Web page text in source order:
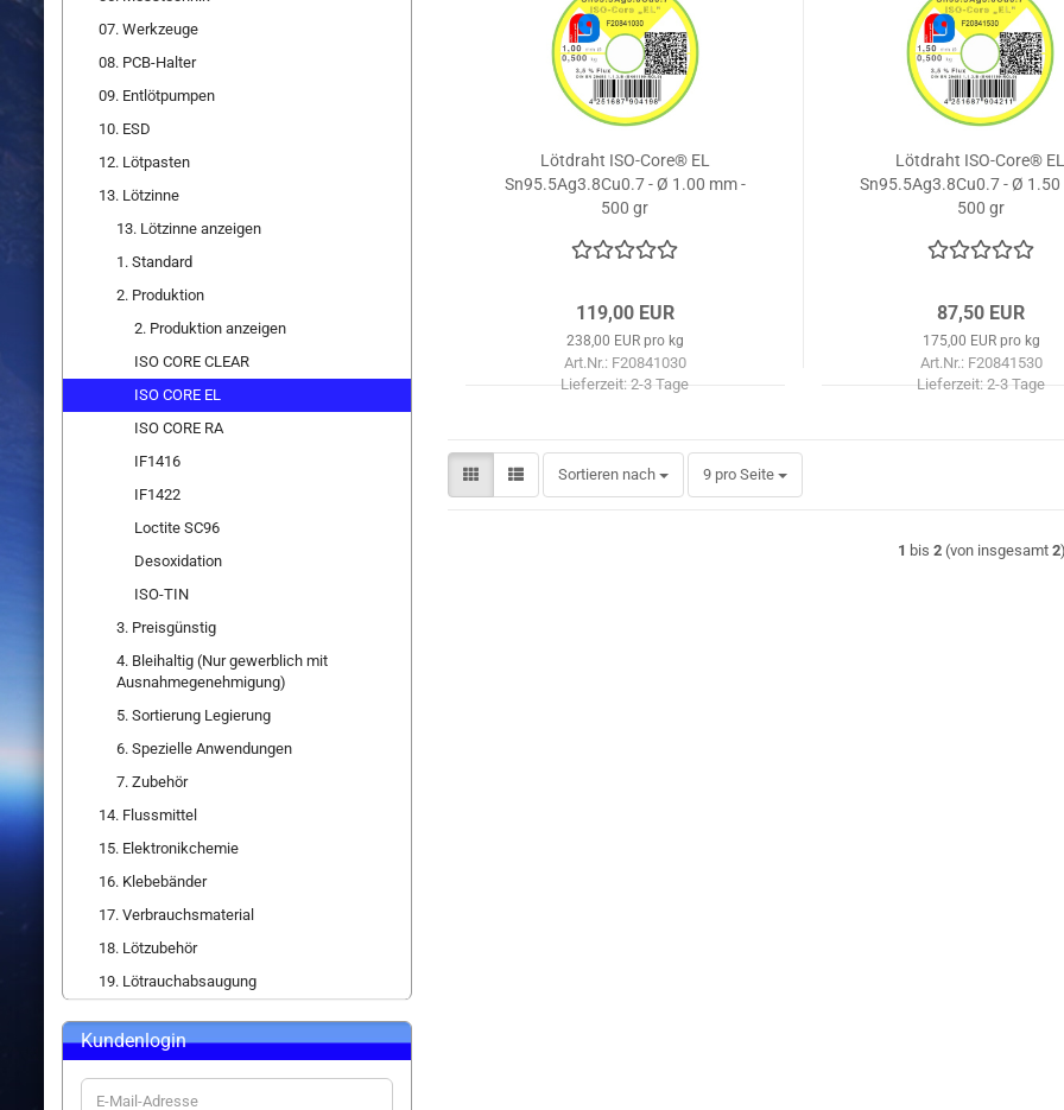
Lötdraht ISO-Core® EL
Sn95.5Ag3.8Cu0.7 - Ø 1.00 mm -
500 gr
119,00 EUR
238,00 EUR pro kg
Art.Nr.: F20841030
Lieferzeit:2-3 Tage
Lötdraht ISO-Core®
Sn95.5Ag3.8Cu0.7 - Ø 1.50
500 gr
87,50 EUR
175,00 EUR pro kg
Art.Nr.: F20841530
Lieferzeit:2-3 Tage
Sortieren nach
Sortieren nach 9 pro Seite
pro Seite
1 bis 2 (von insgesamt 2
07. Werkzeuge
08. PCB-Halter
09. Entlötpumpen
10. ESD
12. Lötpasten
13. Lötzinne
13. Lötzinne anzeigen
1. Standard
2. Produktion
2. Produktion anzeigen
ISO CORE CLEAR
ISO CORE EL
ISO CORE RA
IF1416
IF1422
Loctite SC96
Desoxidation
ISO-TIN
3. Preisgünstig
4. Bleihaltig (Nur gewerblich mit
Ausnahmegenehmigung)
5. Sortierung Legierung
6. Spezielle Anwendungen
7. Zubehör
14. Flussmittel
15. Elektronikchemie
16. Klebebänder
17. Verbrauchsmaterial
18. Lötzubehör
19. Lötrauchabsaugung
Kundenlogin
E-